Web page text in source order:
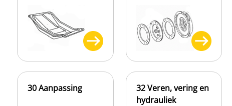
30 Aanpassing
32 Veren, vering en
hydrauliek